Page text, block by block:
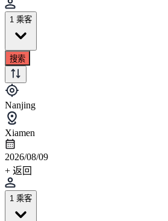
1 乘客
搜索
Nanjing
Xiamen
2026/08/09
+ 返回
1 乘客